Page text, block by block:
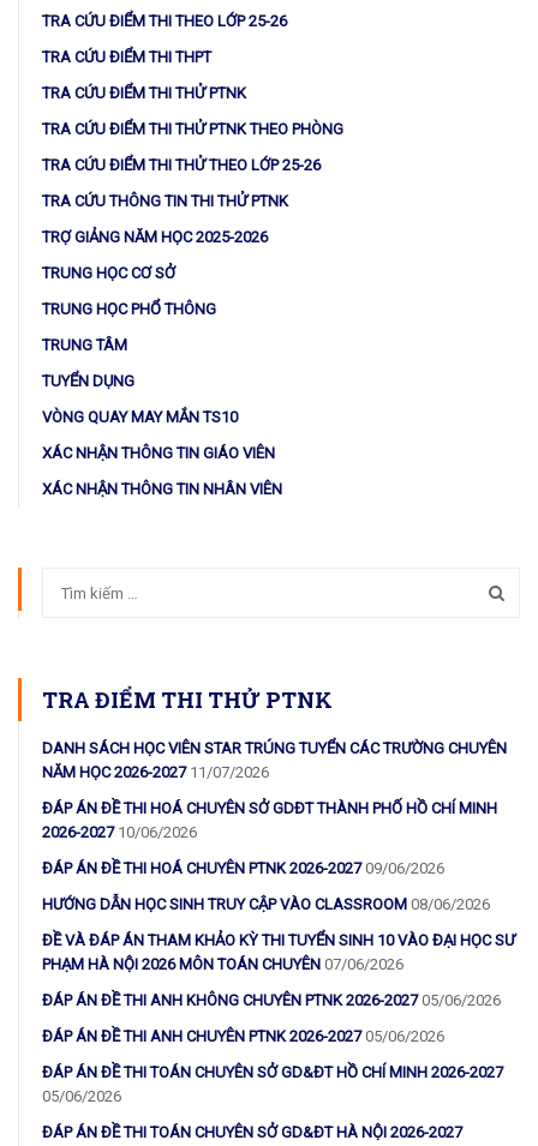
TRA CỨU ĐIỂM THI THEO LỚP 25-26
TRA CỨU ĐIỂM THI THPT
TRA CỨU ĐIỂM THI THỬ PTNK
TRA CỨU ĐIỂM THI THỬ PTNK THEO PHÒNG
TRA CỨU ĐIỂM THI THỬ THEO LỚP 25-26
TRA CỨU THÔNG TIN THI THỬ PTNK
TRỢ GIẢNG NĂM HỌC 2025-2026
TRUNG HỌC CƠ SỞ
TRUNG HỌC PHỔ THÔNG
TRUNG TÂM
TUYỂN DỤNG
VÒNG QUAY MAY MẮN TS10
XÁC NHẬN THÔNG TIN GIÁO VIÊN
XÁC NHẬN THÔNG TIN NHÂN VIÊN
TRA ĐIỂM THI THỬ PTNK
DANH SÁCH HỌC VIÊN STAR TRÚNG TUYỂN CÁC TRƯỜNG CHUYÊN
NĂM HỌC 2026-2027 11/07/2026
ĐÁP ÁN ĐỀ THI HOÁ CHUYÊN SỞ GDĐT THÀNH PHỐ HỒ CHÍ MINH
2026-2027 10/06/2026
ĐÁP ÁN ĐỀ THI HOÁ CHUYÊN PTNK 2026-2027 09/06/2026
HƯỚNG DẪN HỌC SINH TRUY CẬP VÀO CLASSROOM 08/06/2026
ĐỀ VÀ ĐÁP ÁN THAM KHẢO KỲ THI TUYỂN SINH 10 VÀO ĐẠI HỌC SƯ
PHẠM HÀ NỘI 2026 MÔN TOÁN CHUYÊN 07/06/2026
ĐÁP ÁN ĐỀ THI ANH KHÔNG CHUYÊN PTNK 2026-2027 05/06/2026
ĐÁP ÁN ĐỀ THI ANH CHUYÊN PTNK 2026-2027 05/06/2026
ĐÁP ÁN ĐỀ THI TOÁN CHUYÊN SỞ GD&ĐT HỒ CHÍ MINH 2026-2027
05/06/2026
ĐÁP ÁN ĐỀ THI TOÁN CHUYÊN SỞ GD&ĐT HÀ NỘI 2026-2027